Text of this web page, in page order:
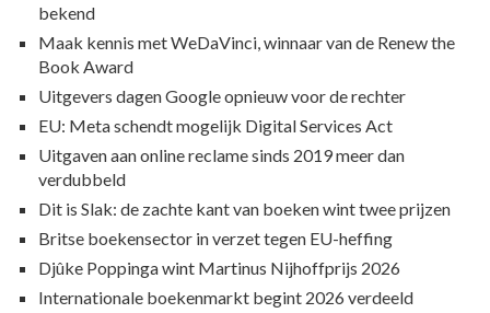
bekend
Maak kennis met WeDaVinci, winnaar van de Renew the
Book Award
Uitgevers dagen Google opnieuw voor de rechter
EU: Meta schendt mogelijk Digital Services Act
Uitgaven aan online reclame sinds 2019 meer dan
verdubbeld
Dit is Slak: de zachte kant van boeken wint twee prijzen
Britse boekensector in verzet tegen EU-heffing
Djûke Poppinga wint Martinus Nijhoffprijs 2026
Internationale boekenmarkt begint 2026 verdeeld